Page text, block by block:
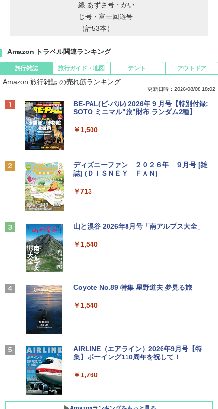
線 あずさ号・かい
じ号・富士回遊号
（計53本）
Amazon トラベル関連ランキング
旅行雑誌
Amazon 旅行雑誌 の売れ筋ランキング
更新日時：2026/08/08 18:02
BE-PAL(ビ-パル) 2026年 9 月号【特別付録:
SOTO ミニマル"旅"財布 ランダム2種】
￥1,500
ディズニーファン ２０２６年 ９月号 [雑
誌] (ＤＩＳＮＥＹ ＦＡＮ)
￥713
山と溪谷 2026年8月号「南アルプス大全」
￥1,540
Coyote No.89 特集 星野道夫 夢見る旅
￥1,540
AIRLINE（エアライン）2026年9月号【特
集】ボーイング110周年を祝して！
￥1,760
旅行ガイド・地図 テント アウトドア